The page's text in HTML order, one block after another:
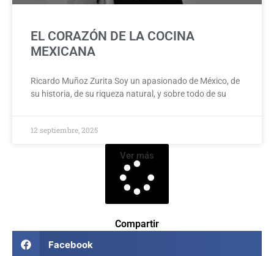
EL CORAZÓN DE LA COCINA
MEXICANA
Ricardo Muñoz Zurita Soy un apasionado de México, de
su historia, de su riqueza natural, y sobre todo de su
12 septiembre, 2025
Ver más
Compartir
Facebook